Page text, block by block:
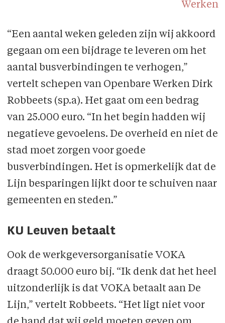
Werken
“Een aantal weken geleden zijn wij akkoord
gegaan om een bijdrage te leveren om het
aantal busverbindingen te verhogen,”
vertelt schepen van Openbare Werken Dirk
Robbeets (sp.a). Het gaat om een bedrag
van 25.000 euro. “In het begin hadden wij
negatieve gevoelens. De overheid en niet de
stad moet zorgen voor goede
busverbindingen. Het is opmerkelijk dat de
Lijn besparingen lijkt door te schuiven naar
gemeenten en steden.”
KU Leuven betaalt
Ook de werkgeversorganisatie VOKA
draagt 50.000 euro bij. “Ik denk dat het heel
uitzonderlijk is dat VOKA betaalt aan De
Lijn,” vertelt Robbeets. “Het ligt niet voor